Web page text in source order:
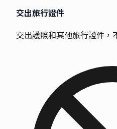
交出旅行證件
交出護照和其他旅行證件，